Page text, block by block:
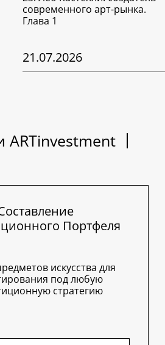
современного арт-рынка.
Глава 1
21.07.2026
ARTinvestment
Портфеля
искусства для
под любую
стратегию